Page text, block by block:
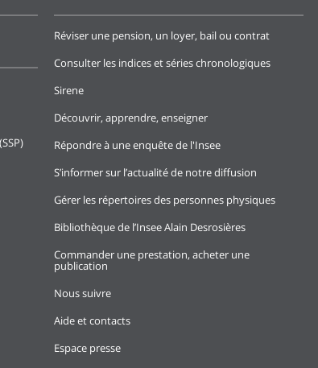
Réviser une pension, un loyer, bail ou contrat
Consulter les indices et séries chronologiques
Sirene
Découvrir, apprendre, enseigner
Répondre à une enquête de l'Insee
S’informer sur l’actualité de notre diffusion
Gérer les répertoires des personnes physiques
Bibliothèque de l’Insee Alain Desrosières
Commander une prestation, acheter une
publication
Nous suivre
Aide et contacts
Espace presse